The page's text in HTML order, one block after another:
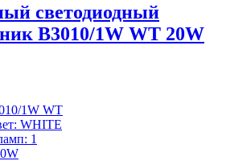
светодиодный
B3010/1W WT 20W
1W WT
WHITE
1